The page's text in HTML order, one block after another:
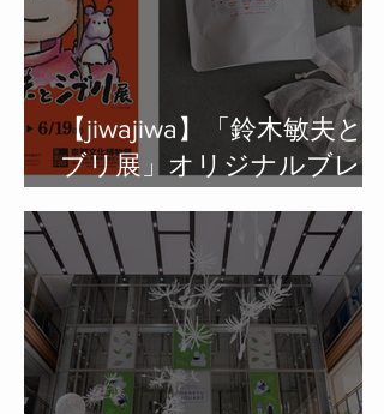
【jiwajiwa】「鈴⽊敏夫とジ
ブリ展」オリジナルブレン
⾵呂のハーブ発売開始のお
知らせ